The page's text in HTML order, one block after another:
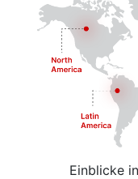
Einblicke